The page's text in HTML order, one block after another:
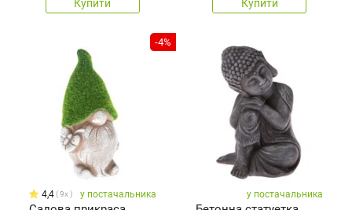
Купити Купити
-4%
4,4 9x у постачальника у постачальника